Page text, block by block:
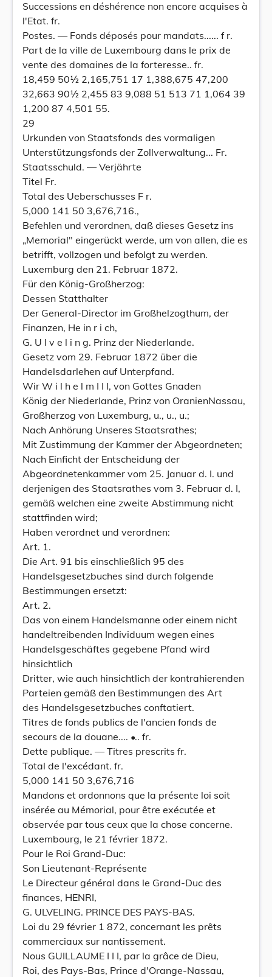
Successions en déshérence non encore acquises à
l'Etat. fr.
Postes. — Fonds déposés pour mandats...... f r.
Part de la ville de Luxembourg dans le prix de
vente des domaines de la forteresse.. fr.
18,459 50½ 2,165,751 17 1,388,675 47,200
32,663 90½ 2,455 83 9,088 51 513 71 1,064 39
1,200 87 4,501 55.
29
Urkunden von Staatsfonds des vormaligen
Unterstützungsfonds der Zollverwaltung... Fr.
Staatsschuld. — Verjährte
Titel Fr.
Total des Ueberschusses F r.
5,000 141 50 3,676,716.,
Befehlen und verordnen, daß dieses Gesetz ins
„Memorial" eingerückt werde, um von allen, die es
betrifft, vollzogen und befolgt zu werden.
Luxemburg den 21. Februar 1872.
Für den König-Großherzog:
Dessen Statthalter
Der General-Director im Großhelzogthum, der
Finanzen, He in r i ch,
G. U l v e l i n g. Prinz der Niederlande.
Gesetz vom 29. Februar 1872 über die
Handelsdarlehen auf Unterpfand.
Wir W i l h e l m I I I, von Gottes Gnaden
König der Niederlande, Prinz von OranienNassau,
Großherzog von Luxemburg, u., u., u.;
Nach Anhörung Unseres Staatsrathes;
Mit Zustimmung der Kammer der Abgeordneten;
Nach Einficht der Entscheidung der
Abgeordnetenkammer vom 25. Januar d. I. und
derjenigen des Staatsrathes vom 3. Februar d. I,
gemäß welchen eine zweite Abstimmung nicht
stattfinden wird;
Haben verordnet und verordnen:
Art. 1.
Die Art. 91 bis einschließlich 95 des
Handelsgesetzbuches sind durch folgende
Bestimmungen ersetzt:
Art. 2.
Das von einem Handelsmanne oder einem nicht
handeltreibenden Individuum wegen eines
Handelsgeschäftes gegebene Pfand wird
hinsichtlich
Dritter, wie auch hinsichtlich der kontrahierenden
Parteien gemäß den Bestimmungen des Art
des Handelsgesetzbuches conftatiert.
Titres de fonds publics de l'ancien fonds de
secours de la douane.... •.. fr.
Dette publique. — Titres prescrits fr.
Total de l'excédant. fr.
5,000 141 50 3,676,716
Mandons et ordonnons que la présente loi soit
insérée au Mémorial, pour être exécutée et
observée par tous ceux que la chose concerne.
Luxembourg, le 21 février 1872.
Pour le Roi Grand-Duc:
Son Lieutenant-Représente
Le Directeur général dans le Grand-Duc des
finances, HENRI,
G. ULVELING. PRINCE DES PAYS-BAS.
Loi du 29 février 1 872, concernant les prêts
commerciaux sur nantissement.
Nous GUILLAUME I I I, par la grâce de Dieu,
Roi, des Pays-Bas, Prince d'Orange-Nassau,